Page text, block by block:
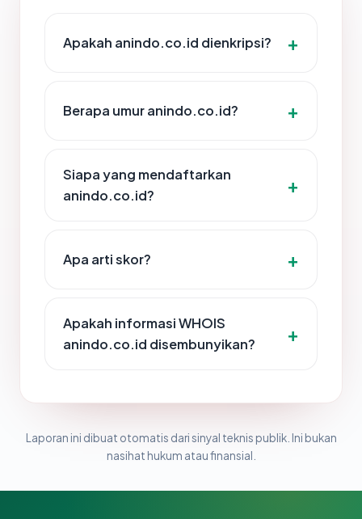
Apakah anindo.co.id dienkripsi?
Berapa umur anindo.co.id?
Siapa yang mendaftarkan
anindo.co.id?
Apa arti skor?
Apakah informasi WHOIS
anindo.co.id disembunyikan?
Laporan ini dibuat otomatis dari sinyal teknis publik. Ini bukan
nasihat hukum atau finansial.